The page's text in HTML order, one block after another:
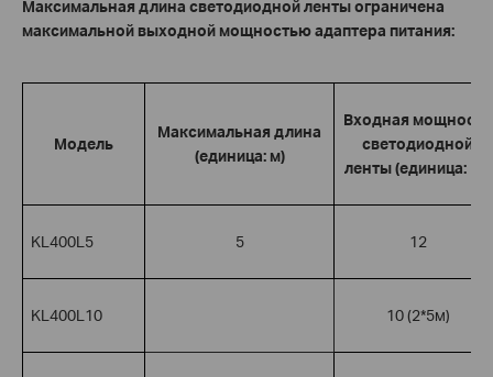
Максимальная длина светодиодной ленты ограничена
максимальной выходной мощностью адаптера питания:
Модель
Максимальная длина
(единица: м)
Входная мощность
светодиодной
ленты (единица: Вт)
KL400L5 5 12
KL400L10 10 (2*5м)